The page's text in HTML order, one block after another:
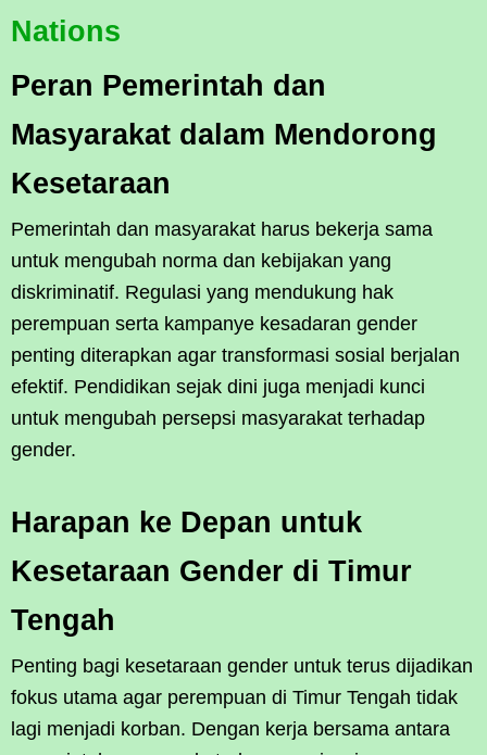
Nations
Peran Pemerintah dan
Masyarakat dalam Mendorong
Kesetaraan
Pemerintah dan masyarakat harus bekerja sama
untuk mengubah norma dan kebijakan yang
diskriminatif. Regulasi yang mendukung hak
perempuan serta kampanye kesadaran gender
penting diterapkan agar transformasi sosial berjalan
efektif. Pendidikan sejak dini juga menjadi kunci
untuk mengubah persepsi masyarakat terhadap
gender.
Harapan ke Depan untuk
Kesetaraan Gender di Timur
Tengah
Penting bagi kesetaraan gender untuk terus dijadikan
fokus utama agar perempuan di Timur Tengah tidak
lagi menjadi korban. Dengan kerja bersama antara